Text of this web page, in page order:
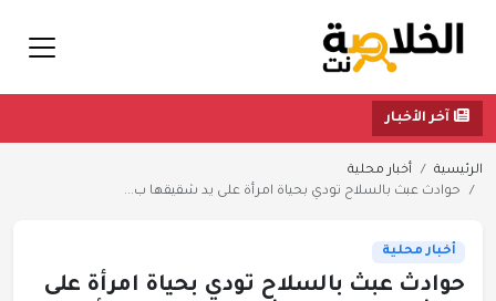
آخر الأخبار
الرئيسية
أخبار محلية
حوادث عبث بالسلاح تودي بحياة امرأة على يد شقيقها ب...
أخبار محلية
حوادث عبث بالسلاح تودي بحياة امرأة على